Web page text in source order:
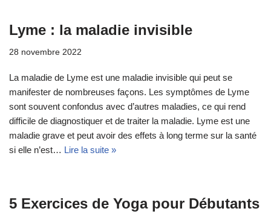
Lyme : la maladie invisible
28 novembre 2022
La maladie de Lyme est une maladie invisible qui peut se
manifester de nombreuses façons. Les symptômes de Lyme
sont souvent confondus avec d’autres maladies, ce qui rend
difficile de diagnostiquer et de traiter la maladie. Lyme est une
maladie grave et peut avoir des effets à long terme sur la santé
si elle n’est… Lire la suite »
5 Exercices de Yoga pour Débutants